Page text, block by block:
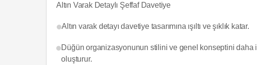
Altın Varak Detaylı Şeffaf Davetiye
Altın varak detayı davetiye tasarımına ışıltı ve şıklık katar.
Düğün organizasyonunun stilini ve genel konseptini daha
oluşturur.